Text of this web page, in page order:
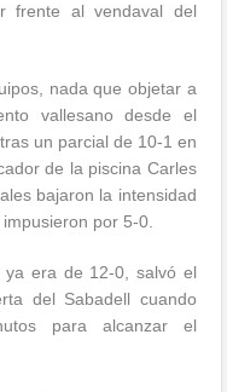
frente al vendaval del
nada que objetar a
vallesano desde el
un parcial de 10-1 en
de la piscina Carles
bajaron la intensidad
por 5-0.
ya era de 12-0, salvó el
del Sabadell cuando
para alcanzar el